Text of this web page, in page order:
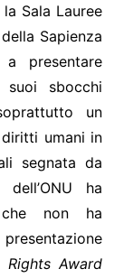
Sala Lauree
Sapienza
presentare
sbocchi
un
umani in
segnata da
ha
che non ha
Rights Award